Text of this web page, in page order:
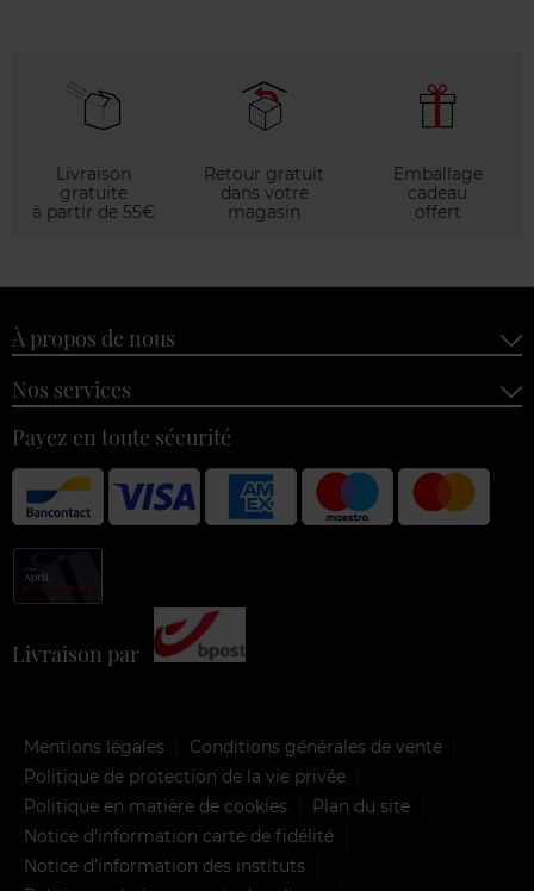
Livraison
gratuite
à partir de 55€
Retour gratuit
dans votre
magasin
Emballage
cadeau
offert
À propos de nous
Nos services
Payez en toute sécurité
Livraison par
Mentions légales
Conditions générales de vente
Politique de protection de la vie privée
Politique en matière de cookies
Plan du site
Notice d'information carte de fidélité
Notice d’information des instituts